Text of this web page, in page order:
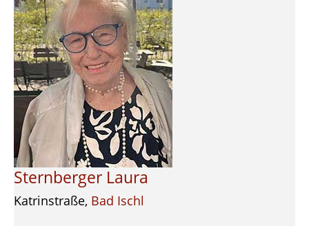
Sternberger Laura
Katrinstraße, Bad Ischl